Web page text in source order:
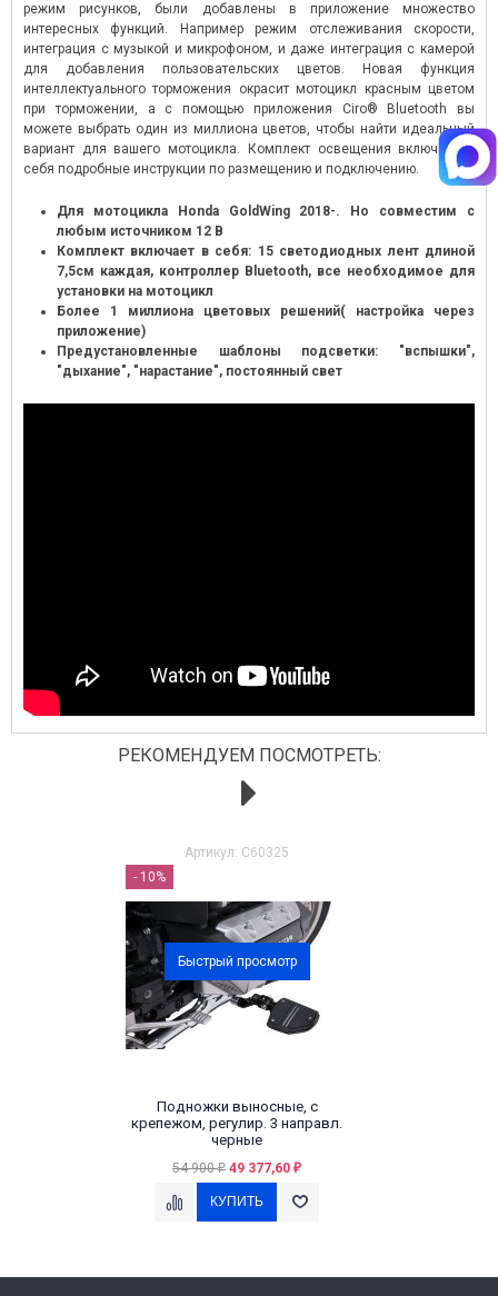
режим рисунков, были добавлены в приложение множество
интересных функций. Например режим отслеживания скорости,
интеграция с музыкой и микрофоном, и даже интеграция с камерой
для добавления пользовательских цветов. Новая функция
интеллектуального торможения окрасит мотоцикл красным цветом
при торможении, а с помощью приложения Ciro® Bluetooth вы
можете выбрать один из миллиона цветов, чтобы найти идеальный
вариант для вашего мотоцикла. Комплект освещения включает в
себя подробные инструкции по размещению и подключению.
Для мотоцикла Honda GoldWing 2018-. Но совместим с
любым источником 12 В
Комплект включает в себя: 15 светодиодных лент длиной
7,5см каждая, контроллер Bluetooth, все необходимое для
установки на мотоцикл
Более 1 миллиона цветовых решений( настройка через
приложение)
Предустановленные шаблоны подсветки: "вспышки",
"дыхание", "нарастание", постоянный свет
РЕКОМЕНДУЕМ ПОСМОТРЕТЬ:
Артикул: C60325
- 10%
Быстрый просмотр
Подножки выносные, с
крепежом, регулир. 3 направл.
черные
54 900₽ 49 377,60 ₽